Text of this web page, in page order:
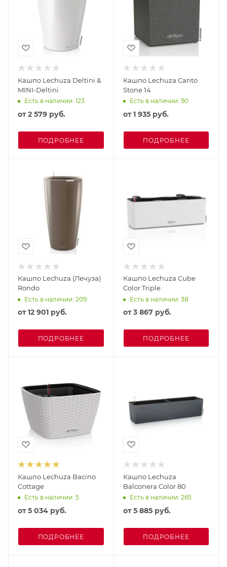
Кашпо Lechuza Deltini &
MINI-Deltini
Есть в наличии: 123
от2 579 руб.
ПОДРОБНЕЕ
Кашпо Lechuza Canto
Stone 14
Есть в наличии: 90
от1 935 руб.
ПОДРОБНЕЕ
Кашпо Lechuza (Лечуза)
Rondo
Есть в наличии: 209
от12 901 руб.
ПОДРОБНЕЕ
Кашпо Lechuza Cube
Color Triple
Есть в наличии: 38
от3 867 руб.
ПОДРОБНЕЕ
Кашпо Lechuza Bacino
Cottage
Есть в наличии: 5
от5 034 руб.
ПОДРОБНЕЕ
Кашпо Lechuza
Balconera Color 80
Есть в наличии: 265
от5 885 руб.
ПОДРОБНЕЕ